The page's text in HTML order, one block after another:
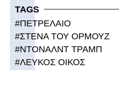
TAGS
#ΠΕΤΡΕΛΑΙΟ
#ΣΤΕΝΑ ΤΟΥ ΟΡΜΟΥΖ
#ΝΤΟΝΑΛΝΤ ΤΡΑΜΠ
#ΛΕΥΚΟΣ ΟΙΚΟΣ